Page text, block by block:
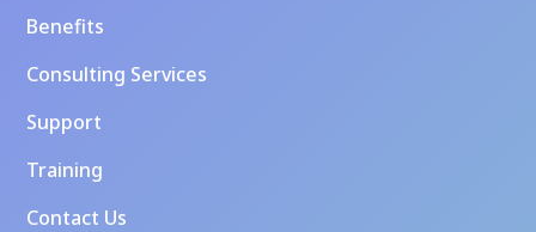
Benefits
Consulting Services
Support
Training
Contact Us